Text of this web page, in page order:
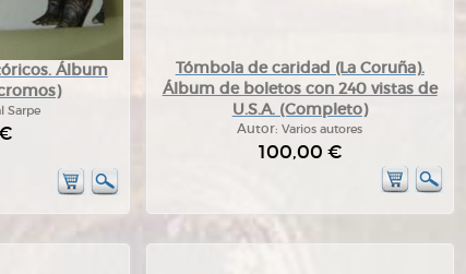
Álbum
Sarpe
Tómbola de caridad (La Coruña).
Álbum de boletos con 240 vistas de
U.S.A. (Completo)
Autor:Varios autores
100,00 €